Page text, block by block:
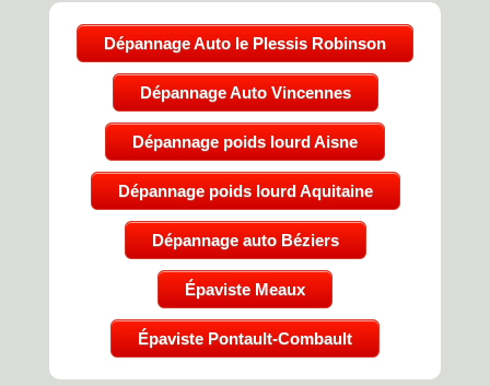
Dépannage Auto le Plessis Robinson
Dépannage Auto Vincennes
Dépannage poids lourd Aisne
Dépannage poids lourd Aquitaine
Dépannage auto Béziers
Épaviste Meaux
Épaviste Pontault-Combault